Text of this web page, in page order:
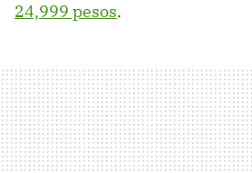
24,999 pesos.